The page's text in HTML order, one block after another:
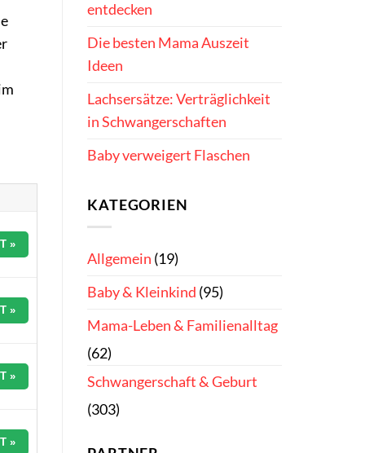
»
»
»
»
entdecken
Die besten Mama Auszeit
Ideen
Lachsersätze: Verträglichkeit
in Schwangerschaften
Baby verweigert Flaschen
KATEGORIEN
Allgemein (19)
Baby & Kleinkind (95)
Mama-Leben & Familienalltag
(62)
Schwangerschaft & Geburt
(303)